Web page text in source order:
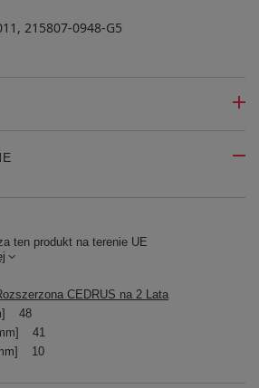
215807-0948-G5
ten produkt na terenie UE
CEDRUS na 2 Lata
48
41
10